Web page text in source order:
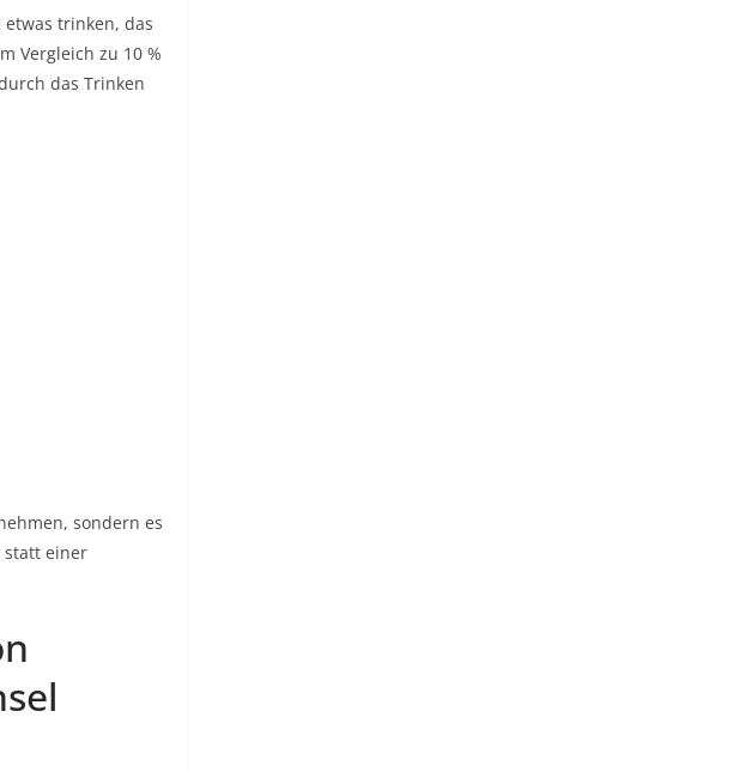
trinken, das
Vergleich zu 10 %
das Trinken
sondern es
statt einer